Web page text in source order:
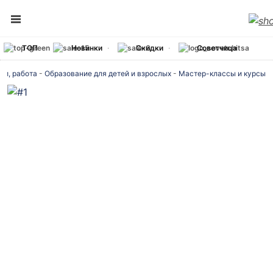
ТОП Новинки Скидки Советчица
работа - Образование для детей и взрослых - Мастер-классы и курсы